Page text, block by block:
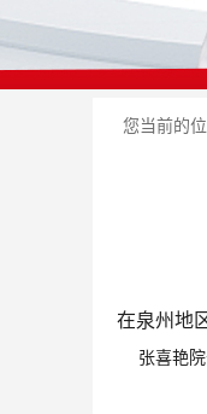
您当前的位
在泉州地
张喜艳